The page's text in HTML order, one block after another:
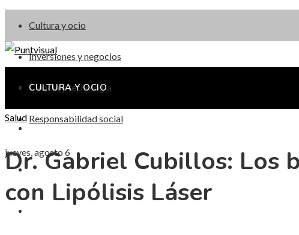
Cultura y ocio
Inversiones y negocios
Ciencia y tecnología
Responsabilidad social
jueves, agosto 6
CULTURA Y OCIO
CIENCIA Y TECNOLOGÍA
Salud
Dr. Gabriel Cubillos: Los
con Lipólisis Láser